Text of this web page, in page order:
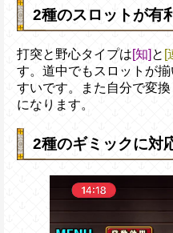
2種のスロットが有
打突と野心タイプは[知] と [
す。道中でもスロットが
すいです。また自分で変換
になります。
2種のギミックに対